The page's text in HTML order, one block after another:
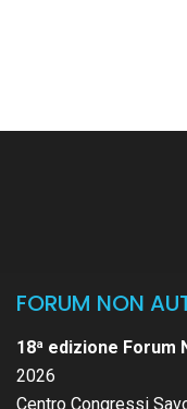
FORUM NON
18ª edizione Forum
2026
Centro Congressi